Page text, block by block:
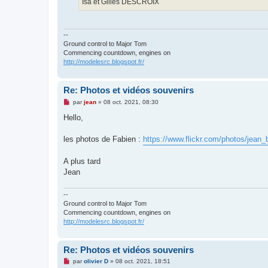
Isa et Gilles DESCROIX
--
Ground control to Major Tom
Commencing countdown, engines on
http://modelesrc.blogspot.fr/
Re: Photos et vidéos souvenirs
M
s
g
o
n
l
parjean» 08 oct. 2021, 08:30
Hello,
les photos de Fabien : https://www.flickr.com/photos/
A plus tard
Jean
--
Ground control to Major Tom
Commencing countdown, engines on
http://modelesrc.blogspot.fr/
Re: Photos et vidéos souvenirs
Mparolivier D» 08 oct. 2021, 18:51